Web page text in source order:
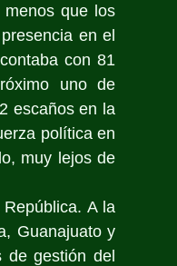
que los
en el
con 81
uno de
escaños en la
política en
muy lejos de
A la
Guanajuato y
gestión del